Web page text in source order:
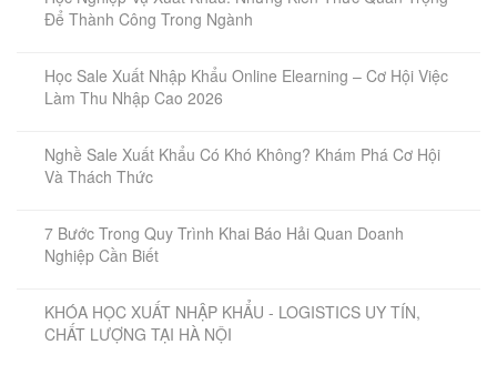
Để Thành Công Trong Ngành
Học Sale Xuất Nhập Khẩu Online Elearning – Cơ Hội Việc
Làm Thu Nhập Cao 2026
Nghề Sale Xuất Khẩu Có Khó Không? Khám Phá Cơ Hội
Và Thách Thức
7 Bước Trong Quy Trình Khai Báo Hải Quan Doanh
Nghiệp Cần Biết
KHÓA HỌC XUẤT NHẬP KHẨU - LOGISTICS UY TÍN,
CHẤT LƯỢNG TẠI HÀ NỘI